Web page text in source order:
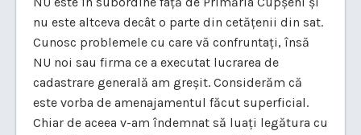
nu este altceva decât o parte din cetățenii din sat.
Cunosc problemele cu care vă confruntați, însă
NU noi sau firma ce a executat lucrarea de
cadastrare generală am greșit. Considerăm că
este vorba de amenajamentul făcut superficial.
Chiar de aceea v-am îndemnat să luați legătura cu